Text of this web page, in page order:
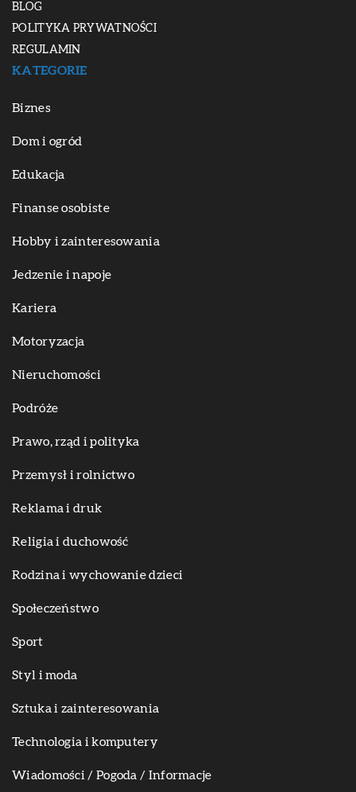
BLOG
POLITYKA PRYWATNOŚCI
REGULAMIN
KATEGORIE
Biznes
Dom i ogród
Edukacja
Finanse osobiste
Hobby i zainteresowania
Jedzenie i napoje
Kariera
Motoryzacja
Nieruchomości
Podróże
Prawo, rząd i polityka
Przemysł i rolnictwo
Reklama i druk
Religia i duchowość
Rodzina i wychowanie dzieci
Społeczeństwo
Sport
Styl i moda
Sztuka i zainteresowania
Technologia i komputery
Wiadomości / Pogoda / Informacje